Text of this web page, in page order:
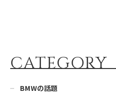
CATEGORY
BMWの話題